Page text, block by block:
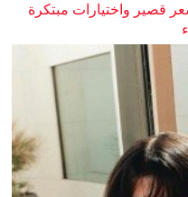
قصير واختيارات مبتكرة